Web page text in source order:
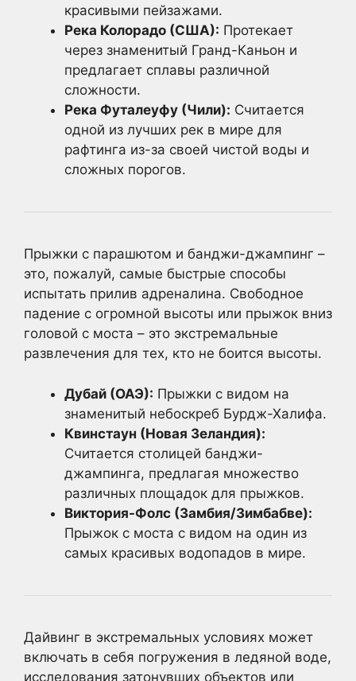
красивыми пейзажами.
Река Колорадо (США): Протекает
через знаменитый Гранд-Каньон и
предлагает сплавы различной
сложности.
Река Футалеуфу (Чили): Считается
одной из лучших рек в мире для
рафтинга из-за своей чистой воды и
сложных порогов.
Прыжки с парашютом и банджи-джампинг –
это, пожалуй, самые быстрые способы
испытать прилив адреналина. Свободное
падение с огромной высоты или прыжок вниз
головой с моста – это экстремальные
развлечения для тех, кто не боится высоты.
Дубай (ОАЭ): Прыжки с видом на
знаменитый небоскреб Бурдж-Халифа.
Квинстаун (Новая Зеландия):
Считается столицей банджи-
джампинга, предлагая множество
различных площадок для прыжков.
Виктория-Фолс (Замбия/Зимбабве):
Прыжок с моста с видом на один из
самых красивых водопадов в мире.
Дайвинг в экстремальных условиях может
включать в себя погружения в ледяной воде,
исследования затонувших объектов или